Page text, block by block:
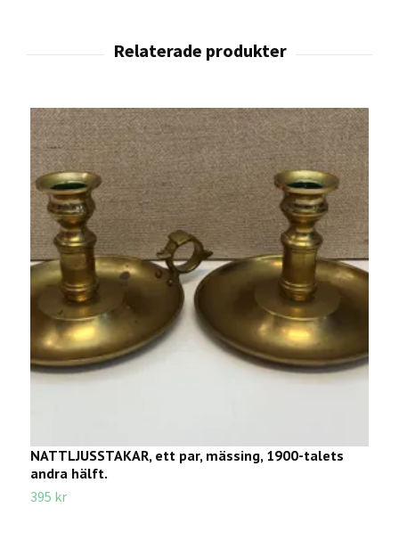
NATTLJUSSTAKAR, ett par, mässing, 1900-talets
andra hälft.
395 kr